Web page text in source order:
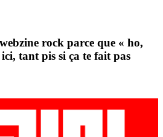
rock parce que « ho,
tant pis si ça te fait pas